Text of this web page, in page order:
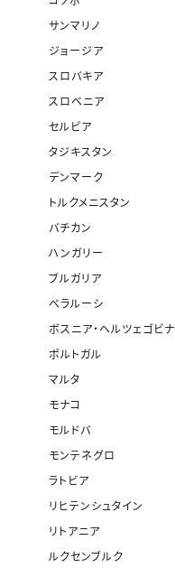
サンマリノ
ジョージア
スロバキア
スロベニア
セルビア
タジキスタン
デンマーク
トルクメニスタン
バチカン
ハンガリー
ブルガリア
ベラルーシ
ボスニア・ヘルツェゴビナ
ポルトガル
マルタ
モナコ
モルドバ
モンテネグロ
ラトビア
リヒテンシュタイン
リトアニア
ルクセンブルク